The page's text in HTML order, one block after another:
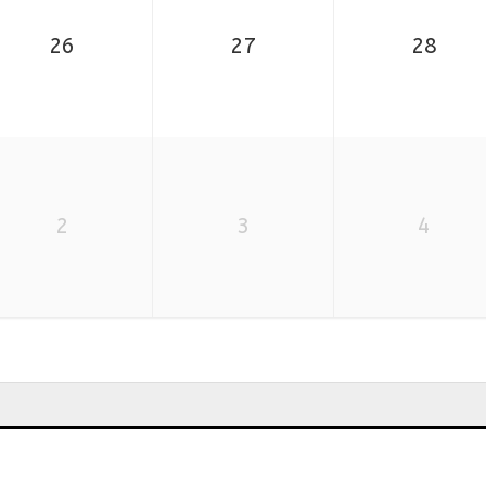
26 27 28
2 3 4